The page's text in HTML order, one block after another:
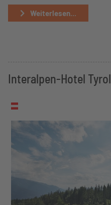
Weiterlesen...
Interalpen-Hotel Tyrol